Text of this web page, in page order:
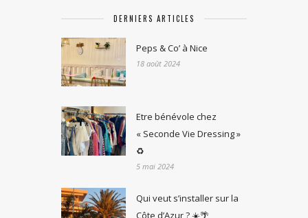
DERNIERS ARTICLES
Peps & Co’ à Nice
18 août 2024
Etre bénévole chez
« Seconde Vie Dressing »
♻️
5 mai 2024
Qui veut s’installer sur la
Côte d’Azur ? ☀️🌴